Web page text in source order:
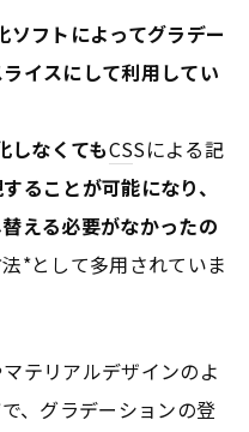
フトによってグラデー
イスにして利用してい
しなくてもCSSによる記
ることが可能になり、
える必要がなかったの
*として多用されていま
テリアルデザインのよ
、グラデーションの登